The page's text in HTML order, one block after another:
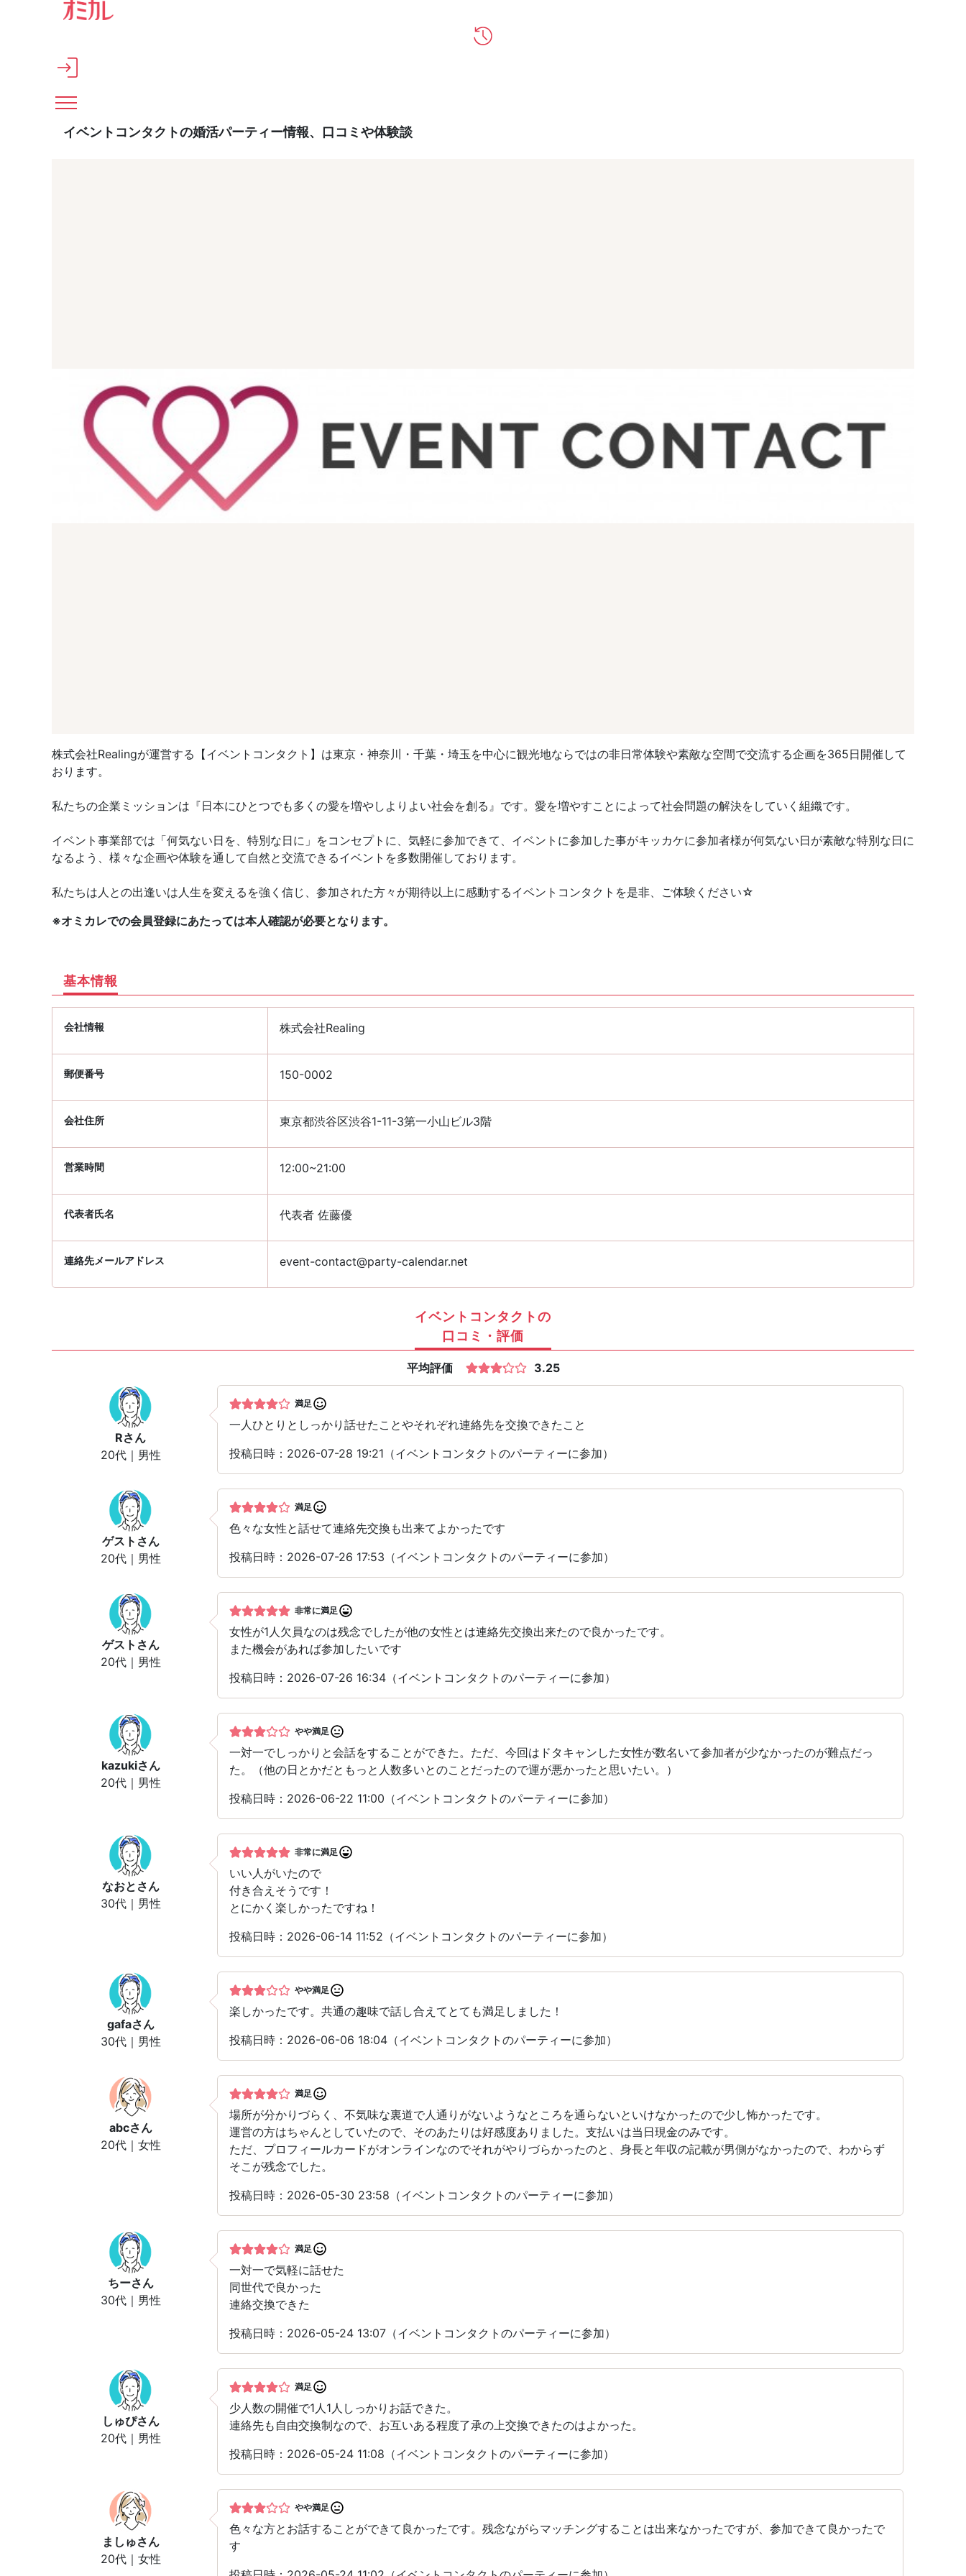
メインコンテンツへスキップ
イベントコンタクトの婚活パーティー情報、口コミや体験談
株式会社Realingが運営する【イベントコンタクト】は東京・神奈川・千葉・埼玉を中心に観光地ならではの非日常体験や素敵な空間で交流する企画を365日開催して
おります。
私たちの企業ミッションは『日本にひとつでも多くの愛を増やしよりよい社会を創る』です。愛を増やすことによって社会問題の解決をしていく組織です。
イベント事業部では「何気ない日を、特別な日に」をコンセプトに、気軽に参加できて、イベントに参加した事がキッカケに参加者様が何気ない日が素敵な特別な日に
なるよう、様々な企画や体験を通して自然と交流できるイベントを多数開催しております。
私たちは人との出逢いは人生を変えるを強く信じ、参加された方々が期待以上に感動するイベントコンタクトを是非、ご体験ください☆
※オミカレでの会員登録にあたっては本人確認が必要となります。
基本情報
会社情報 株式会社Realing
郵便番号 150-0002
会社住所 東京都渋谷区渋谷1-11-3第一小山ビル3階
営業時間 12:00~21:00
代表者氏名 代表者 佐藤優
連絡先メールアドレス event-contact@party-calendar.net
イベントコンタクトの
口コミ・評価
平均評価 3.25
Rさん
20代｜男性
満足
一人ひとりとしっかり話せたことやそれぞれ連絡先を交換できたこと
投稿日時：2026-07-28 19:21（イベントコンタクトのパーティーに参加）
ゲスト さん
20代｜男性
満足
色々な女性と話せて連絡先交換も出来てよかったです
投稿日時：2026-07-26 17:53（イベントコンタクトのパーティーに参加）
ゲスト さん
20代｜男性
非常に満足
女性が1人欠員なのは残念でしたが他の女性とは連絡先交換出来たので良かったです。
また機会があれば参加したいです
投稿日時：2026-07-26 16:34（イベントコンタクトのパーティーに参加）
kazukiさん
20代｜男性
やや満足
一対一でしっかりと会話をすることができた。ただ、今回はドタキャンした女性が数名いて参加者が少なかったのが難点だっ
た。（他の日とかだともっと人数多いとのことだったので運が悪かったと思いたい。）
投稿日時：2026-06-22 11:00（イベントコンタクトのパーティーに参加）
なおと さん
30代｜男性
非常に満足
いい人がいたので
付き合えそうです！
とにかく楽しかったですね！
投稿日時：2026-06-14 11:52（イベントコンタクトのパーティーに参加）
gafaさん
30代｜男性
やや満足
楽しかったです。共通の趣味で話し合えてとても満足しました！
投稿日時：2026-06-06 18:04（イベントコンタクトのパーティーに参加）
abcさん
20代｜女性
満足
場所が分かりづらく、不気味な裏道で人通りがないようなところを通らないといけなかったので少し怖かったです。
運営の方はちゃんとしていたので、そのあたりは好感度ありました。支払いは当日現金のみです。
ただ、プロフィールカードがオンラインなのでそれがやりづらかったのと、身長と年収の記載が男側がなかったので、わからず
そこが残念でした。
投稿日時：2026-05-30 23:58（イベントコンタクトのパーティーに参加）
ちーさん
30代｜男性
満足
一対一で気軽に話せた
同世代で良かった
連絡交換できた
投稿日時：2026-05-24 13:07（イベントコンタクトのパーティーに参加）
しゅぴさん
20代｜男性
満足
少人数の開催で1人1人しっかりお話できた。
連絡先も自由交換制なので、お互いある程度了承の上交換できたのはよかった。
投稿日時：2026-05-24 11:08（イベントコンタクトのパーティーに参加）
ましゅさん
20代｜女性
やや満足
色々な方とお話することができて良かったです。残念ながらマッチングすることは出来なかったですが、参加できて良かったで
す